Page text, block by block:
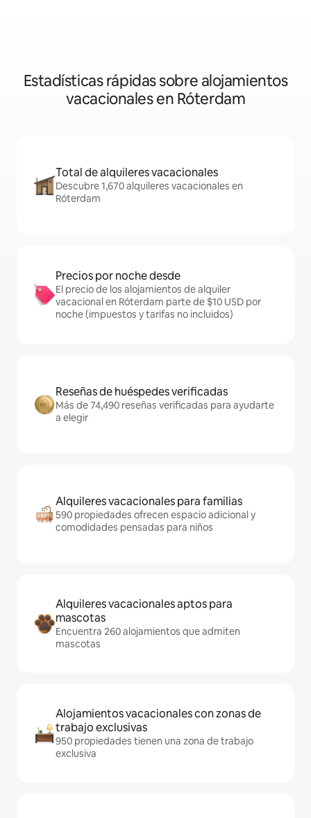
Estadísticas rápidas sobre alojamientos
vacacionales en Róterdam
Total de alquileres vacacionales
Descubre 1,670 alquileres vacacionales en
Róterdam
Precios por noche desde
El precio de los alojamientos de alquiler
vacacional en Róterdam parte de $10 USD por
noche (impuestos y tarifas no incluidos)
Reseñas de huéspedes verificadas
Más de 74,490 reseñas verificadas para ayudarte
a elegir
Alquileres vacacionales para familias
590 propiedades ofrecen espacio adicional y
comodidades pensadas para niños
Alquileres vacacionales aptos para
mascotas
Encuentra 260 alojamientos que admiten
mascotas
Alojamientos vacacionales con zonas de
trabajo exclusivas
950 propiedades tienen una zona de trabajo
exclusiva